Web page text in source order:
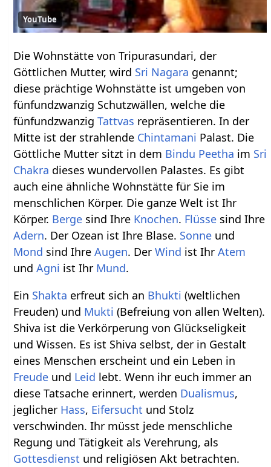
YouTube
Die Wohnstätte von Tripurasundari, der
Göttlichen Mutter, wird Sri Nagara genannt;
diese prächtige Wohnstätte ist umgeben von
fünfundzwanzig Schutzwällen, welche die
fünfundzwanzigTattvas repräsentieren. In der
Mitte ist der strahlende Chintamani Palast. Die
Göttliche Mutter sitzt in dem Bindu Peetha im Sri
Chakra dieses wundervollen Palastes. Es gibt
auch eine ähnliche Wohnstätte für Sie im
menschlichen Körper. Die ganze Welt ist Ihr
Körper. Berge sind Ihre Knochen. Flüsse sind Ihre
Adern. Der Ozean ist Ihre Blase. Sonne und
Mond sind IhreAugen. DerWind ist IhrAtem
undAgni ist Ihr Mund.
Ein Shakta erfreut sich an Bhukti (weltlichen
Freuden) und Mukti (Befreiung von allen Welten).
Shiva ist die Verkörperung von Glückseligkeit
und Wissen. Es ist Shiva selbst, der in Gestalt
eines Menschen erscheint und ein Leben in
Freude und Leid lebt. Wenn ihr euch immer an
diese Tatsache erinnert, werden Dualismus,
jeglicher Hass, Eifersucht und Stolz
verschwinden. Ihr müsst jede menschliche
Regung und Tätigkeit als Verehrung, als
Gottesdienst und religiösen Akt betrachten.